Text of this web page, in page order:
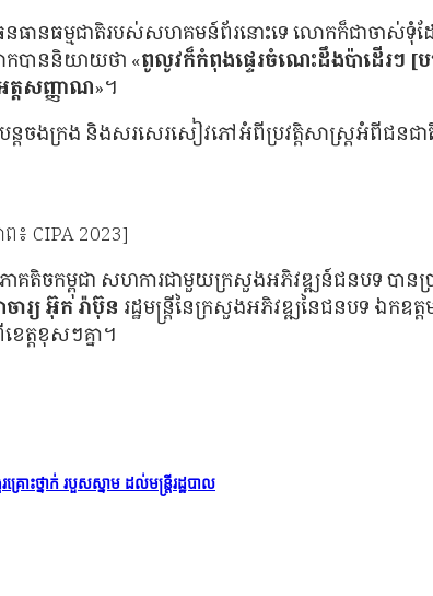
នធានធម្មជាតិរបស់សហគមន៍ព័រនោះទេ លោកក៏ជាចាស់
កបាននិយាយថា «ពូលូវក៏កំពុងផ្ទេរចំណេះដឹងប៉ាដើរៗ [
ត្ដសញ្ញាណ»។
ងក្រង និងសរសេរសៀវភៅអំពីប្រវត្ដិសាស្រ្ដអំពីជនជា
៖ CIPA 2023]
ភាគតិចកម្ពុជា សហការជាមួយក្រសួងអភិវឌ្ឍន៍ជនបទ បាន
រ្យ អ៊ុក រ៉ាប៊ុន រដ្ឋមន្ដ្រីនៃក្រសួងអភិវឌ្ឍនៃជនបទ ឯកឧត្
ត្ដខុសៗគ្នា។
ះថ្នាក់ របួសស្នាម ដល់មន្ដ្រីរដ្ឋបាល